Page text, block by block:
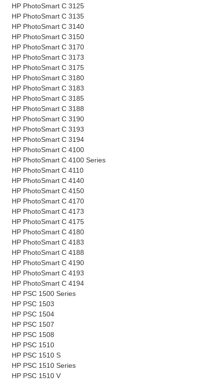
HP PhotoSmart C 3125
HP PhotoSmart C 3135
HP PhotoSmart C 3140
HP PhotoSmart C 3150
HP PhotoSmart C 3170
HP PhotoSmart C 3173
HP PhotoSmart C 3175
HP PhotoSmart C 3180
HP PhotoSmart C 3183
HP PhotoSmart C 3185
HP PhotoSmart C 3188
HP PhotoSmart C 3190
HP PhotoSmart C 3193
HP PhotoSmart C 3194
HP PhotoSmart C 4100
HP PhotoSmart C 4100 Series
HP PhotoSmart C 4110
HP PhotoSmart C 4140
HP PhotoSmart C 4150
HP PhotoSmart C 4170
HP PhotoSmart C 4173
HP PhotoSmart C 4175
HP PhotoSmart C 4180
HP PhotoSmart C 4183
HP PhotoSmart C 4188
HP PhotoSmart C 4190
HP PhotoSmart C 4193
HP PhotoSmart C 4194
HP PSC 1500 Series
HP PSC 1503
HP PSC 1504
HP PSC 1507
HP PSC 1508
HP PSC 1510
HP PSC 1510 S
HP PSC 1510 Series
HP PSC 1510 V